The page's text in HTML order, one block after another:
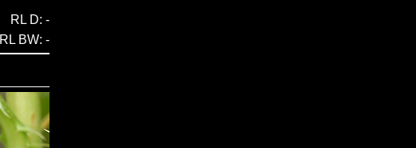
RL D: -
RL BW: -